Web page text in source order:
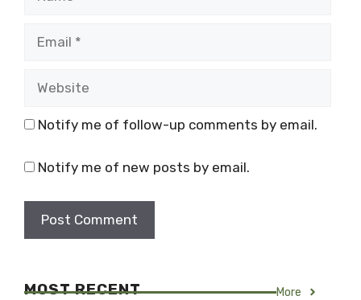
Notify me of follow-up comments by email.
Notify me of new posts by email.
MOST RECENT More